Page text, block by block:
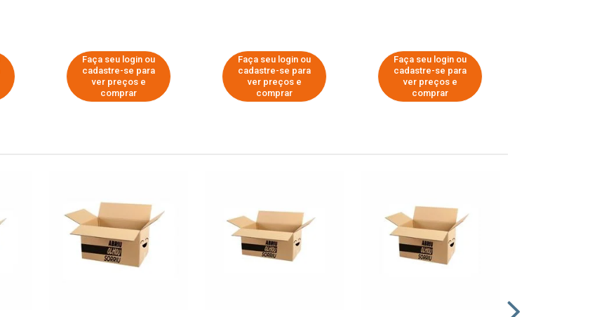
Faça seu login ou
cadastre-se para
ver preços e
comprar
Faça seu login ou
cadastre-se para
ver preços e
comprar
Faça seu login ou
cadastre-se para
ver preços e
comprar